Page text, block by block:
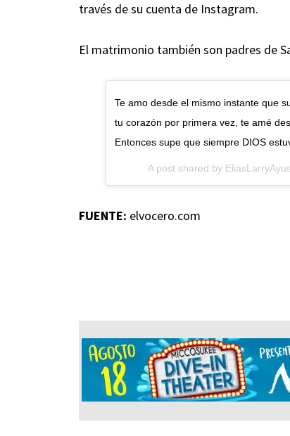
través de su cuenta de Instagram.
El matrimonio también son padres de
Te amo desde el mismo instante que
tu corazón por primera vez, te amé
Entonces supe que siempre DIOS
A post shared by
FUENTE: elvocero.com